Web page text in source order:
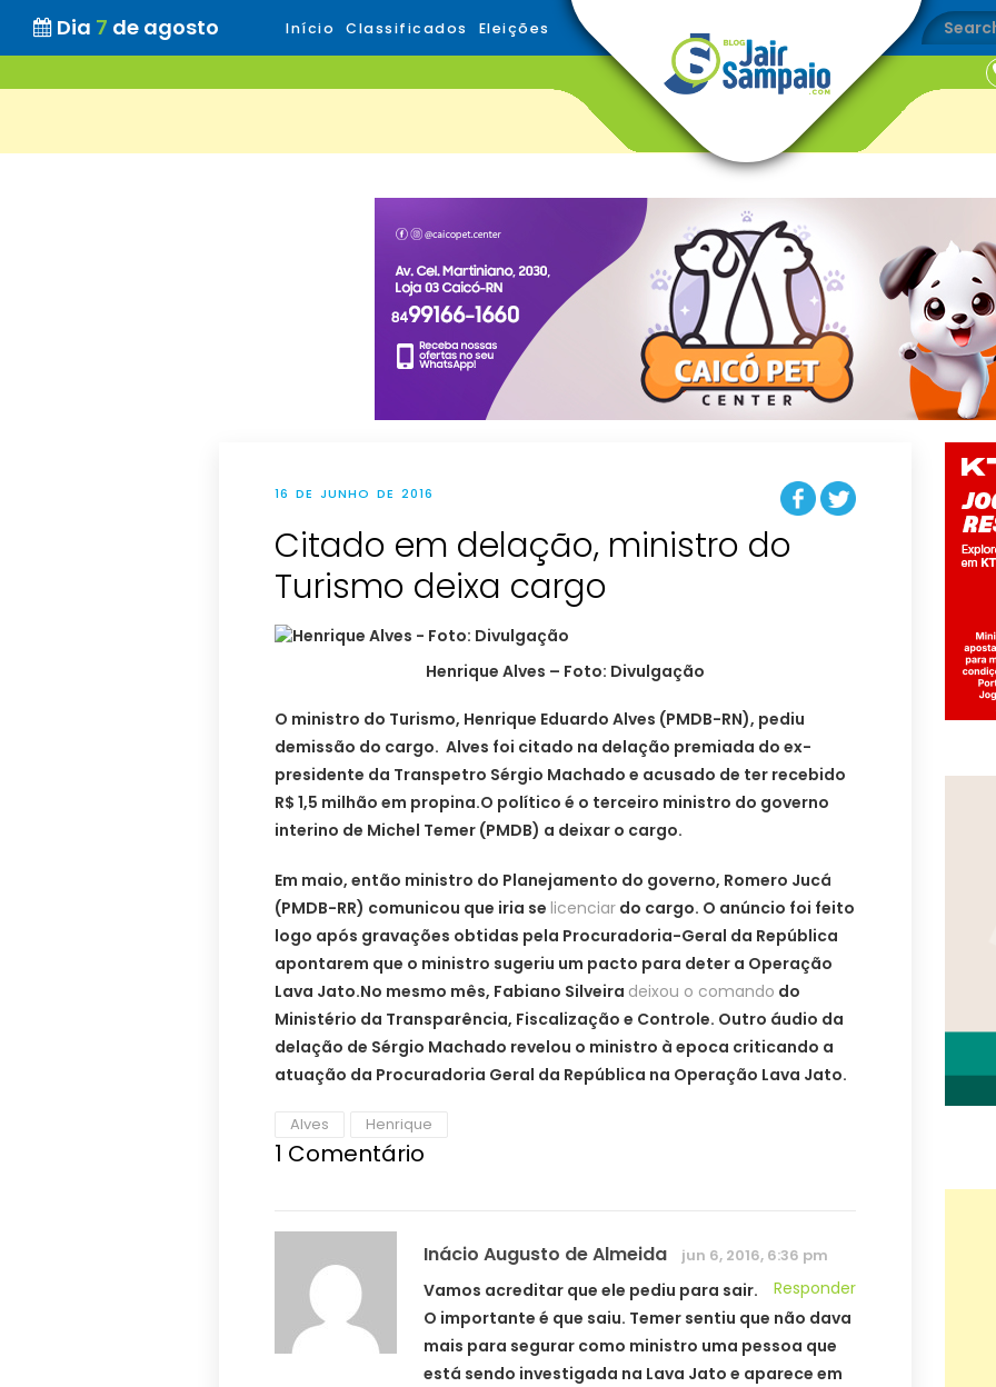
Dia 7 de agosto Início Classificados Eleições
16 DE JUNHO DE 2016
Citado em delação, ministro do
Turismo deixa cargo
Henrique Alves – Foto: Divulgação
O ministro do Turismo, Henrique Eduardo Alves (PMDB-RN), pediu
demissão do cargo. Alves foi citado na delação premiada do ex-
presidente da Transpetro Sérgio Machado e acusado de ter recebido
R$ 1,5 milhão em propina.O político é o terceiro ministro do governo
interino de Michel Temer (PMDB) a deixar o cargo.
Em maio, então ministro do Planejamento do governo, Romero Jucá
(PMDB-RR) comunicou que iria se licenciar do cargo. O anúncio foi feito
logo após gravações obtidas pela Procuradoria-Geral da República
apontarem que o ministro sugeriu um pacto para deter a Operação
Lava Jato.No mesmo mês, Fabiano Silveira deixou o comando do
Ministério da Transparência, Fiscalização e Controle. Outro áudio da
delação de Sérgio Machado revelou o ministro à epoca criticando a
atuação da Procuradoria Geral da República na Operação Lava Jato.
Alves Henrique
1 Comentário
Inácio Augusto de Almeida jun 6, 2016, 6:36 pm
Responder
Vamos acreditar que ele pediu para sair.
O importante é que saiu. Temer sentiu que não dava
mais para segurar como ministro uma pessoa que
está sendo investigada na Lava Jato e aparece em